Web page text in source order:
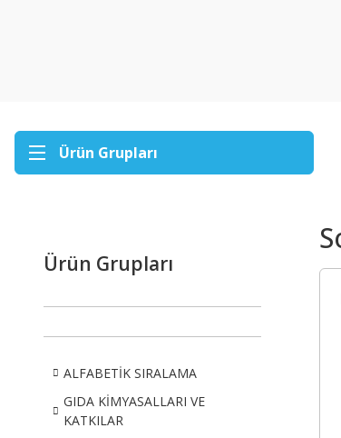
Ürün Grupları
Ürün Grupları
ALFABETİK SIRALAMA
GIDA KİMYASALLARI VE
KATKILAR